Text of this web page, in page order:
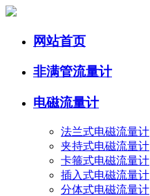
网站首页
非满管流量计
电磁流量计
法兰式电磁流量计
夹持式电磁流量计
卡箍式电磁流量计
插入式电磁流量计
分体式电磁流量计